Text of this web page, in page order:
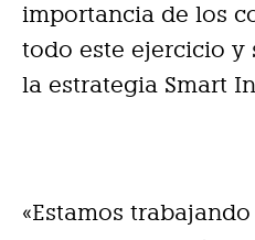
importancia de los
todo este ejercicio y
la estrategia Smart
«Estamos